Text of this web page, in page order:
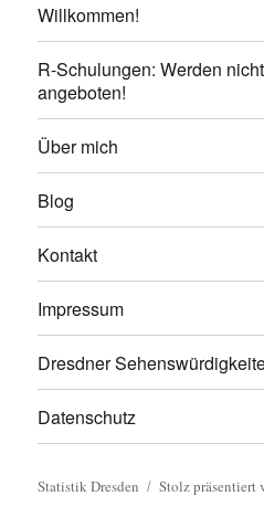
Willkommen!
R-Schulungen: Werden
angeboten!
Über mich
Blog
Kontakt
Impressum
Dresdner
Datenschutz
Statistik Dresden Stolz präsentiert